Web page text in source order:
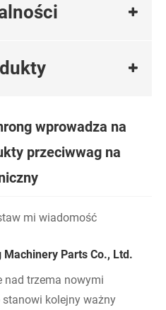
wprowadza na
przeciwwag na
mi wiadomość
Parts Co., Ltd.
nad trzema nowymi
kolejny ważny